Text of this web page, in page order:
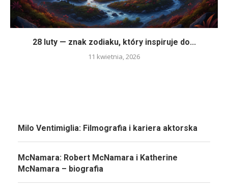
28 luty — znak zodiaku, który inspiruje do...
11 kwietnia, 2026
Milo Ventimiglia: Filmografia i kariera aktorska
McNamara: Robert McNamara i Katherine
McNamara – biografia